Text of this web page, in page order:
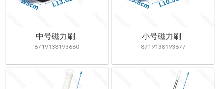
中号磁力刷
8719138193660
小号磁力刷
8719138193677